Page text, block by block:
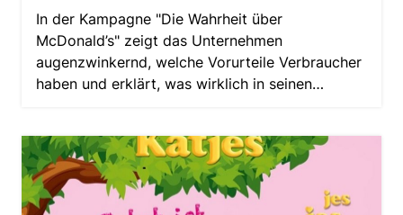
In der Kampagne "Die Wahrheit über
McDonald’s" zeigt das Unternehmen
augenzwinkernd, welche Vorurteile Verbraucher
haben und erklärt, was wirklich in seinen